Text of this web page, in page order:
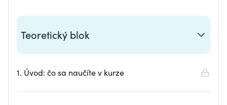
Teoretický blok
1. Úvod: čo sa naučíte v kurze